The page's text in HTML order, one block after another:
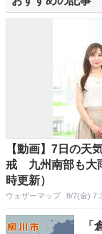
【動画】7日の天
戒 九州南部も大
時更新）
ウェザーマップ 8/7(金)
「